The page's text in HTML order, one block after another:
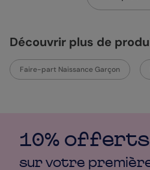
Découvrir plus de
Faire-part Naissance Garçon
10% offerts
sur votre